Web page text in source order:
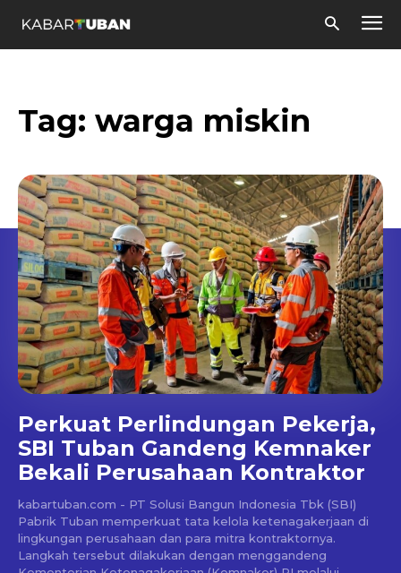
Tag: warga miskin
Perkuat Perlindungan Pekerja,
SBI Tuban Gandeng Kemnaker
Bekali Perusahaan Kontraktor
kabartuban.com - PT Solusi Bangun Indonesia Tbk (SBI)
Pabrik Tuban memperkuat tata kelola ketenagakerjaan di
lingkungan perusahaan dan para mitra kontraktornya.
Langkah tersebut dilakukan dengan menggandeng